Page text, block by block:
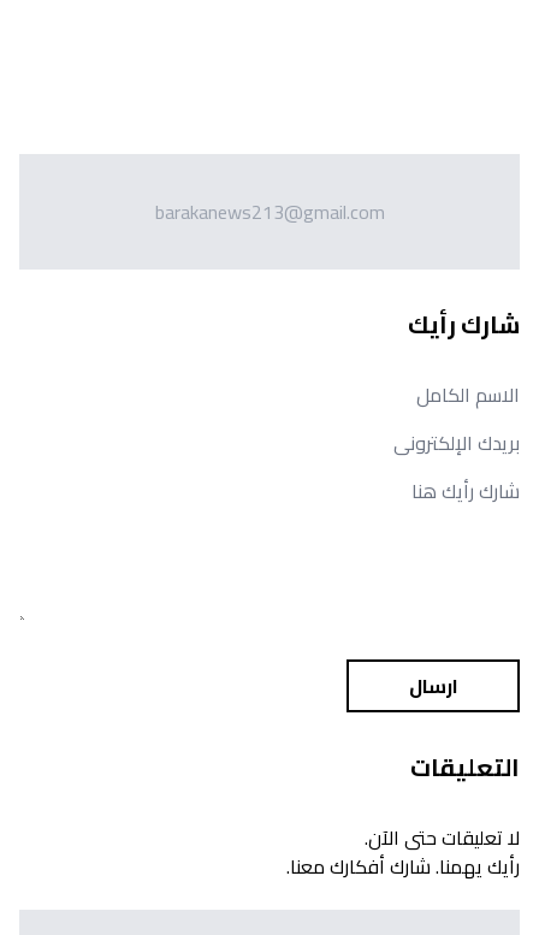
barakanews213@gmail.com
شارك رأيك
ارسال
التعليقات
لا تعليقات حتى الآن.
رأيك يهمنا. شارك أفكارك معنا.